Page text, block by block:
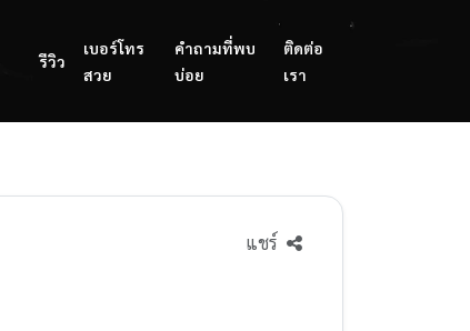
รีวิว
เบอร์โทร
สวย
คำถามที่พบ
บ่อย
ติดต่อ
เรา
แชร์